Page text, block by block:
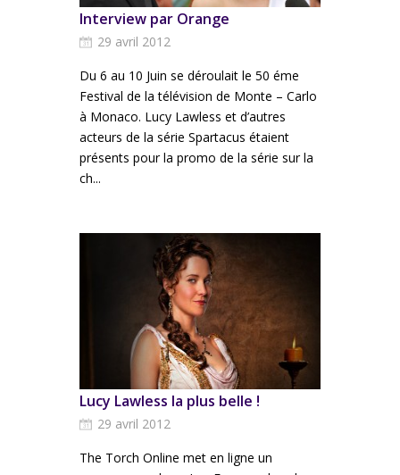
Interview par Orange
29 avril 2012
Du 6 au 10 Juin se déroulait le 50 éme
Festival de la télévision de Monte – Carlo
à Monaco. Lucy Lawless et d’autres
acteurs de la série Spartacus étaient
présents pour la promo de la série sur la
ch...
Lucy Lawless la plus belle !
29 avril 2012
The Torch Online met en ligne un